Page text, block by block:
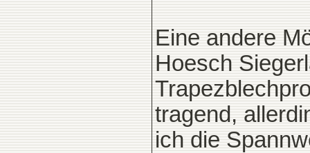
Eine andere
Hoesch
tragend,
ich die